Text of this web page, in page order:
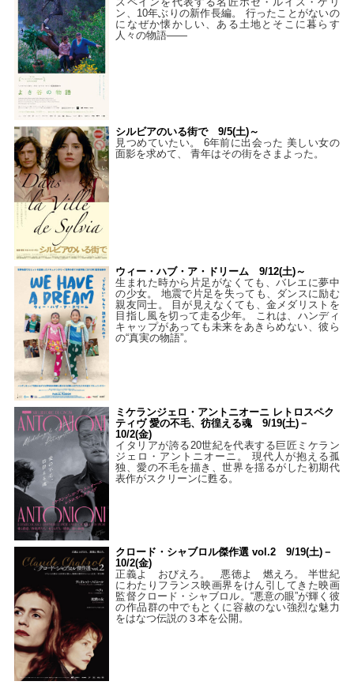
ン、10年ぶりの新作長編。 行ったことがないの
になぜか懐かしい、ある土地とそこに暮らす
人々の物語――
シルビアのいる街で 9/5(土)～
見つめていたい。 6年前に出会った 美しい女の
面影を求めて、 青年はその街をさまよった。
ウィー・ハブ・ア・ドリーム 9/12(土)～
生まれた時から片足がなくても、バレエに夢中
の少女。 地震で片足を失っても、ダンスに励む
親友同士。 目が見えなくても、金メダリストを
目指し風を切って走る少年。 これは、ハンディ
キャップがあっても未来をあきらめない、彼ら
の“真実の物語”。
ミケランジェロ・アントニオーニ レトロスペク
ティヴ 愛の不毛、彷徨える魂 9/19(土)－
10/2(金)
イタリアが誇る20世紀を代表する巨匠ミケラン
ジェロ・アントニオーニ。 現代人が抱える孤
独、愛の不毛を描き、世界を揺るがした初期代
表作がスクリーンに甦る。
クロード・シャブロル傑作選 vol.2 9/19(土)－
10/2(金)
正義よ おびえろ。 悪徳よ 燃えろ。 半世紀
にわたりフランス映画界をけん引してきた映画
監督クロード・シャブロル。“悪意の眼”が輝く彼
の作品群の中でもとくに容赦のない強烈な魅力
をはなつ伝説の３本を公開。